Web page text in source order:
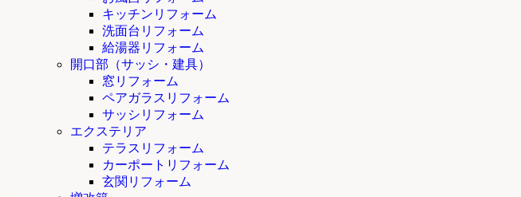
キッチンリフォーム
洗面台リフォーム
給湯器リフォーム
開口部（サッシ・建具）
窓リフォーム
ペアガラスリフォーム
サッシリフォーム
エクステリア
テラスリフォーム
カーポートリフォーム
玄関リフォーム